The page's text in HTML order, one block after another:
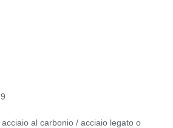
al carbonio / acciaio legato o